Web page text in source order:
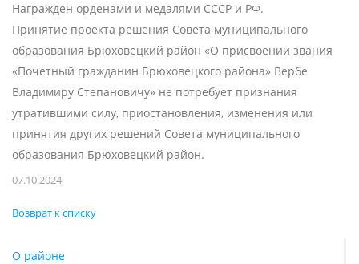
О районе
Награжден орденами и медалями СССР и РФ.
Принятие проекта решения Совета муниципального
образования Брюховецкий район «О присвоении звания
«Почетный гражданин Брюховецкого района» Вербе
Владимиру Степановичу» не потребует признания
утратившими силу, приостановления, изменения или
принятия других решений Совета муниципального
образования Брюховецкий район.
07.10.2024
Возврат к списку